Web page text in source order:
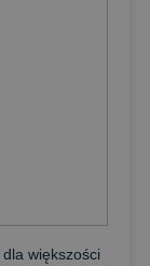
większości